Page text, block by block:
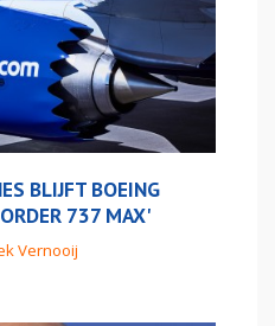
BLIJFT BOEING
737 MAX'
Vernooij